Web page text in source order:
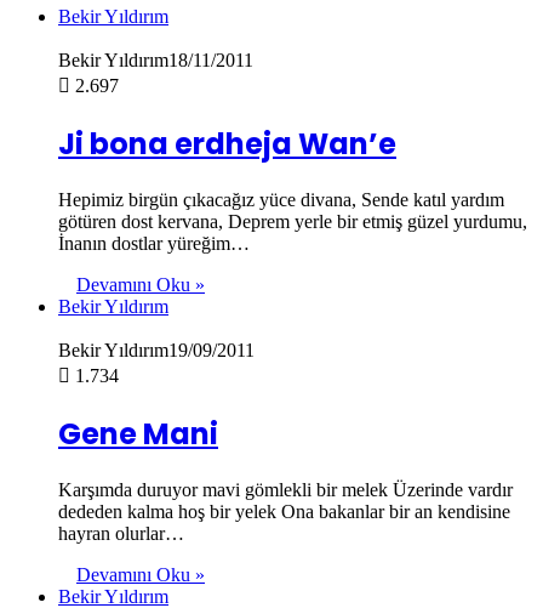
Bekir Yıldırım
Bekir Yıldırım18/11/2011
2.697
Ji bona erdheja Wan’e
Hepimiz birgün çıkacağız yüce divana, Sende katıl yardım
götüren dost kervana, Deprem yerle bir etmiş güzel yurdumu,
İnanın dostlar yüreğim…
Devamını Oku »
Bekir Yıldırım
Bekir Yıldırım19/09/2011
1.734
Gene Mani
Karşımda duruyor mavi gömlekli bir melek Üzerinde vardır
dededen kalma hoş bir yelek Ona bakanlar bir an kendisine
hayran olurlar…
Devamını Oku »
Bekir Yıldırım